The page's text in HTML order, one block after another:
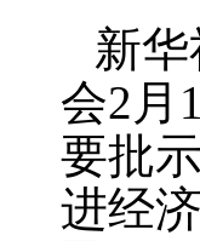
新
会2 月 1
要批
进经